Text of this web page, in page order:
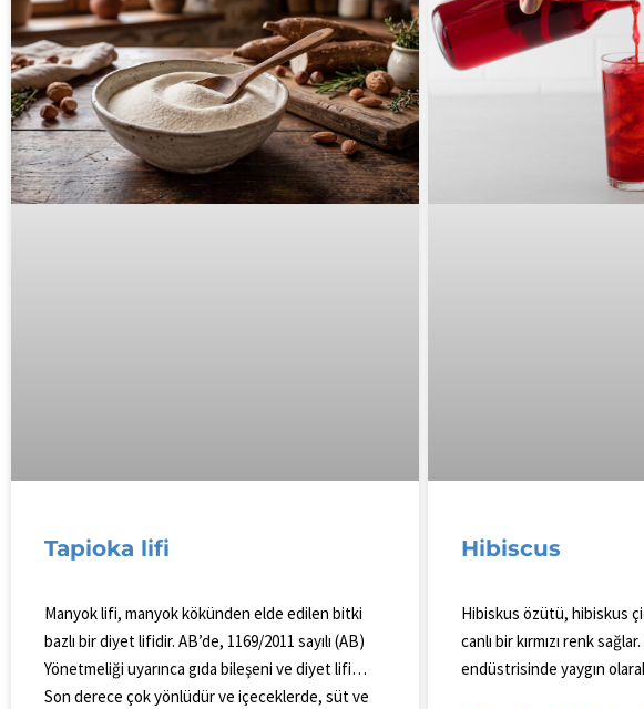
Tapioka lifi
Manyok lifi, manyok kökünden elde edilen bitki
bazlı bir diyet lifidir. AB’de, 1169/2011 sayılı (AB)
Yönetmeliği uyarınca gıda bileşeni ve diyet lifi
olarak kabul edilmekte olup, gereklilikler
Son derece çok yönlüdür ve içeceklerde, süt ve
Hibiscus
Hibiskus özütü, hibiskus
canlı bir kırmızı renk
endüstrisinde yaygın